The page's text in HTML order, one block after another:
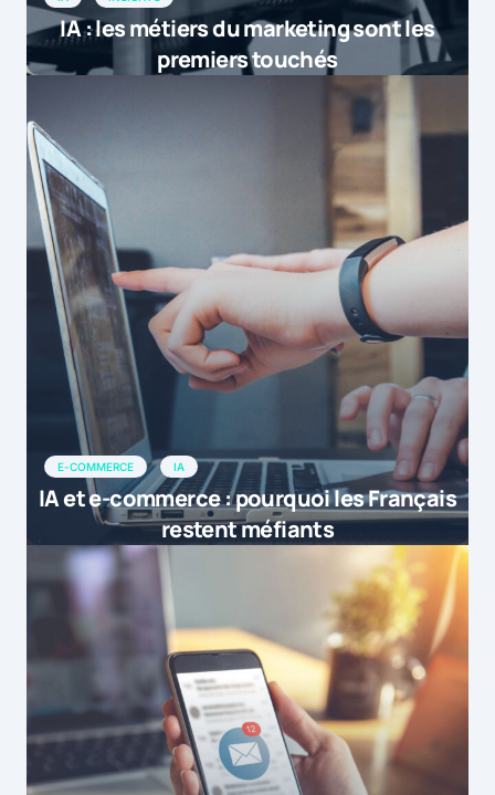
IA : les métiers du marketing sont les
premiers touchés
E-COMMERCE IA
IA et e-commerce : pourquoi les Français
restent méfiants